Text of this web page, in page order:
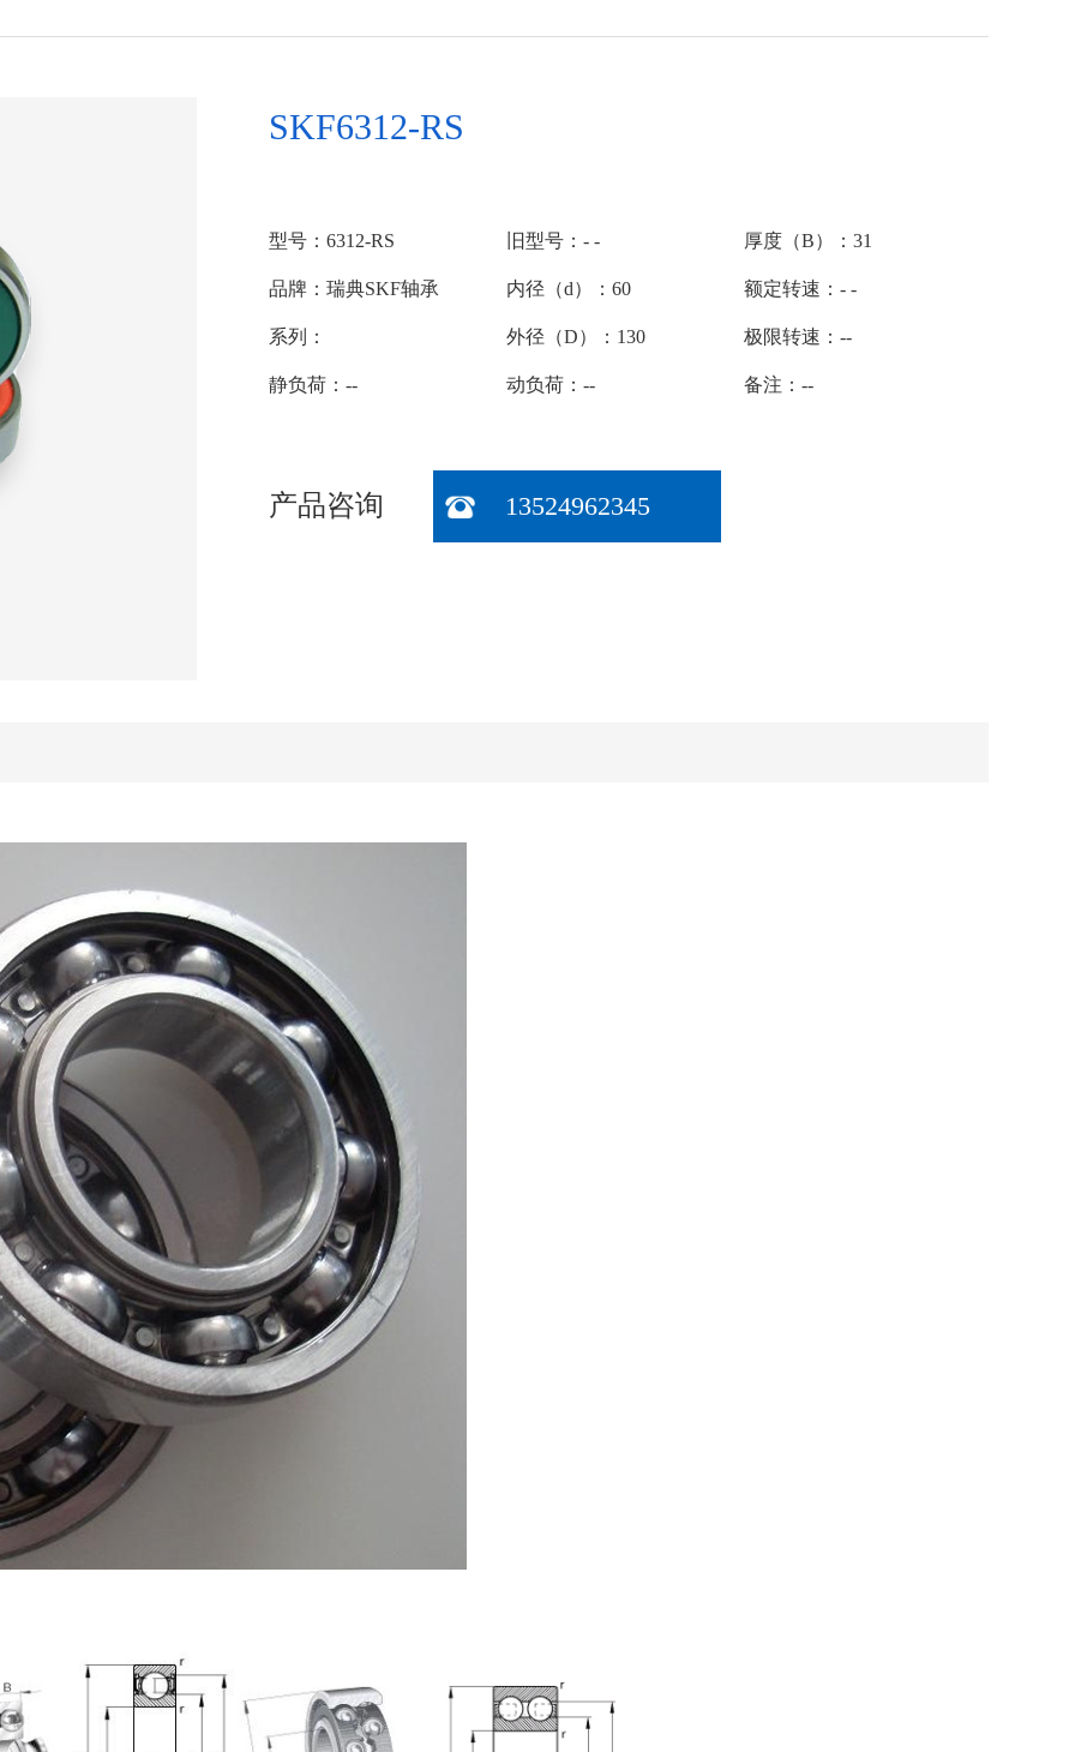
SKF6312-RS
型号：6312-RS 旧型号：- - 厚度（B）：31
品牌：瑞典SKF轴承 内径（d）：60 额定转速：- -
系列： 外径（D）：130 极限转速：--
静负荷：-- 动负荷：-- 备注：--
产品咨询 13524962345